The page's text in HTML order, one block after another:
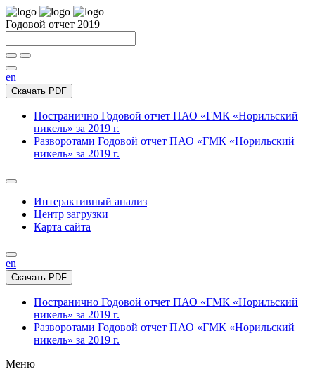
Годовой отчет 2019
en
Скачать PDF
Постранично Годовой отчет ПАО «ГМК «Норильский
никель» за 2019 г.
Разворотами Годовой отчет ПАО «ГМК «Норильский
никель» за 2019 г.
Интерактивный анализ
Центр загрузки
Карта сайта
en
Скачать PDF
Постранично Годовой отчет ПАО «ГМК «Норильский
никель» за 2019 г.
Разворотами Годовой отчет ПАО «ГМК «Норильский
никель» за 2019 г.
Меню